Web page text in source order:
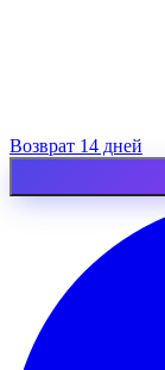
Возврат 14 дней